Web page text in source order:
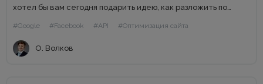
хотел бы вам сегодня подарить идею, как разложить по
различные элементы....
#Google #Facebook #API #Оптимизация сайта
О. Волков